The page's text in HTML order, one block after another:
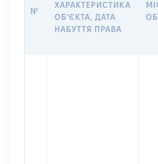
№
ХАРАКТЕРИСТИКА
ОБʼЄКТА, ДАТА
НАБУТТЯ ПРАВА